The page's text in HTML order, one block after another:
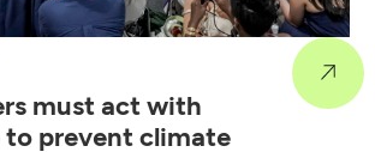
must act with
to prevent climate